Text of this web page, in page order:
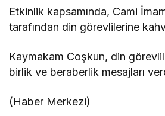
Etkinlik kapsamında, Cami
tarafından din görevlilerine
Kaymakam Coşkun, din
birlik ve beraberlik mesajları
(Haber Merkezi)